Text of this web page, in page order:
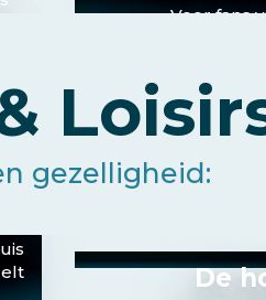
Voor fans
gezelligheid:
De